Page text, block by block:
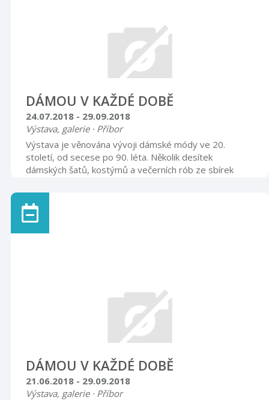
DÁMOU V KAŽDÉ DOBĚ
24.07.2018 - 29.09.2018
Výstava, galerie · Příbor
Výstava je věnována vývoji dámské módy ve 20.
století, od secese po 90. léta. Několik desítek
dámských šatů, kostýmů a večerních rób ze sbírek
(klobouky, kabelky, rukavice, obuv a šperky). Otevírací
doba úterý, středa, čtvrtek 8.00 – 12.00 13.00 – 16.00
sobota 9.00 – 17.00
DÁMOU V KAŽDÉ DOBĚ
21.06.2018 - 29.09.2018
Výstava, galerie · Příbor